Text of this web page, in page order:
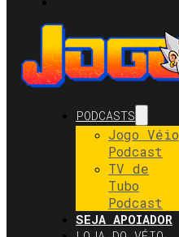
PODCASTS
Jogo Véio
Podcast
TV de
Tubo
Podcast
SEJA APOIADOR